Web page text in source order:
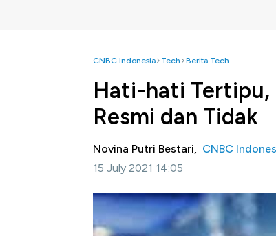
CNBC Indonesia Tech Berita Tech
Hati-hati Tertipu,
Resmi dan Tidak
Novina Putri Bestari, CNBC
15 July 2021 14:05